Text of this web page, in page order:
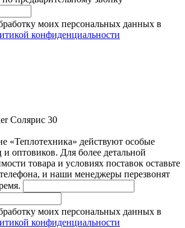
моих персональных данных в
конфиденциальности
Солярис 30
«Теплотехника» действуют особые
оптовиков. Для более детальной
товара и условиях поставок оставьте
и наши менеджеры перезвонят
моих персональных данных в
конфиденциальности